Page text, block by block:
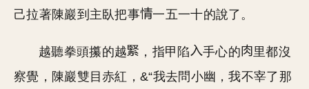
己拉著陳巖到主臥把事
一五一十的說了。
越聽拳頭攥的越 ，指甲陷 手心的
里都沒
察覺，陳巖雙目赤紅，&“我去問小幽，我不宰了那